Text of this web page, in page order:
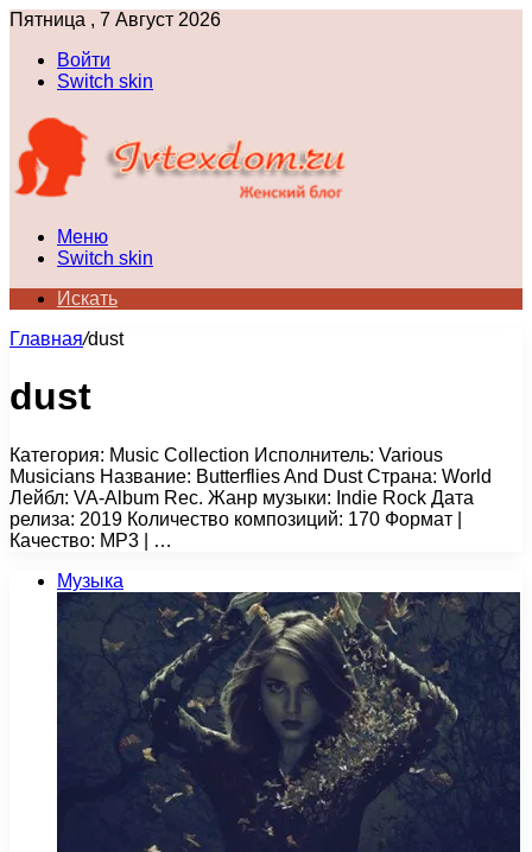
Пятница , 7 Август 2026
Войти
Switch skin
Меню
Switch skin
Искать
Главная/dust
dust
Категория: Music Collection Исполнитель: Various
Musicians Название: Butterflies And Dust Страна: World
Лейбл: VA-Album Rec. Жанр музыки: Indie Rock Дата
релиза: 2019 Количество композиций: 170 Формат |
Качество: MP3 | …
Музыка